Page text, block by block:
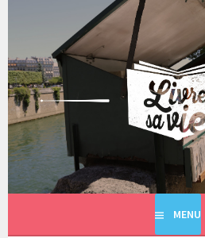
principal
LIVRE SA VIE
MENU